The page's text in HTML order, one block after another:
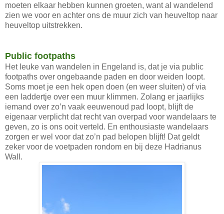
moeten elkaar hebben kunnen groeten, want al wandelend
zien we voor en achter ons de muur zich van heuveltop naar
heuveltop uitstrekken.
Public footpaths
Het leuke van wandelen in Engeland is, dat je via public
footpaths over ongebaande paden en door weiden loopt.
Soms moet je een hek open doen (en weer sluiten) of via
een laddertje over een muur klimmen. Zolang er jaarlijks
iemand over zo’n vaak eeuwenoud pad loopt, blijft de
eigenaar verplicht dat recht van overpad voor wandelaars te
geven, zo is ons ooit verteld. En enthousiaste wandelaars
zorgen er wel voor dat zo’n pad belopen blijft! Dat geldt
zeker voor de voetpaden rondom en bij deze Hadrianus
Wall.